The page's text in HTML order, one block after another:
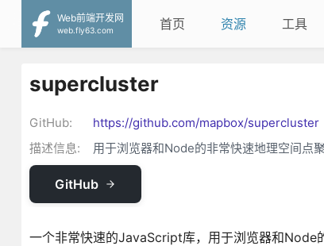
Web前端开发网
web.fly63.com
首页 资源 工具
supercluster
GitHub:
https://github.com/mapbox/supercluster
描述信息:
用于浏览器和Node的非常快速地理空间点
GitHub
一个非常快速的JavaScript库，用于浏览器和Node